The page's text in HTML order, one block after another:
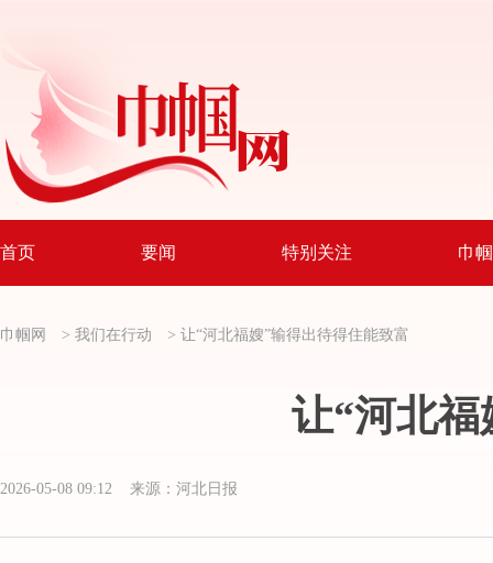
首页 要闻 特别关注 巾
巾帼网 > 我们在行动 > 让“河北福嫂”输得出待得住能致富
让“河北
2026-05-08 09:12 来源：河北日报